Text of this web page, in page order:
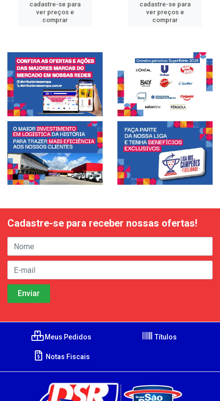
cadastre-se para
ver preços e
comprar
cadastre-se para
ver preços e
comprar
Cadastre-se para receber nossas ofertas!
Meus Pedidos Títulos
Notas Fiscais